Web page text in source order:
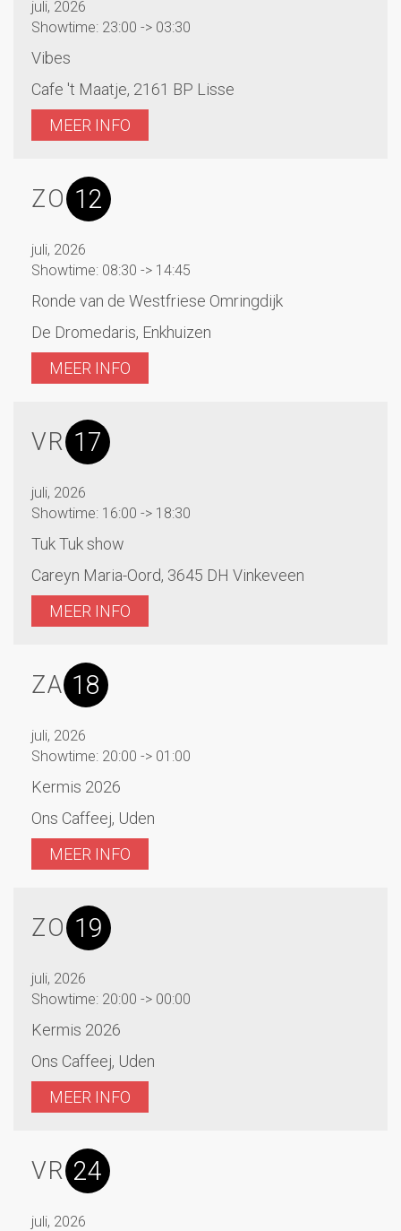
juli, 2026
Showtime: 23:00 -> 03:30
Vibes
Cafe 't Maatje, 2161 BP Lisse
MEER INFO
ZO 12
juli, 2026
Showtime: 08:30 -> 14:45
Ronde van de Westfriese Omringdijk
De Dromedaris, Enkhuizen
MEER INFO
VR 17
juli, 2026
Showtime: 16:00 -> 18:30
Tuk Tuk show
Careyn Maria-Oord, 3645 DH Vinkeveen
MEER INFO
ZA 18
juli, 2026
Showtime: 20:00 -> 01:00
Kermis 2026
Ons Caffeej, Uden
MEER INFO
ZO 19
juli, 2026
Showtime: 20:00 -> 00:00
Kermis 2026
Ons Caffeej, Uden
MEER INFO
VR 24
juli, 2026